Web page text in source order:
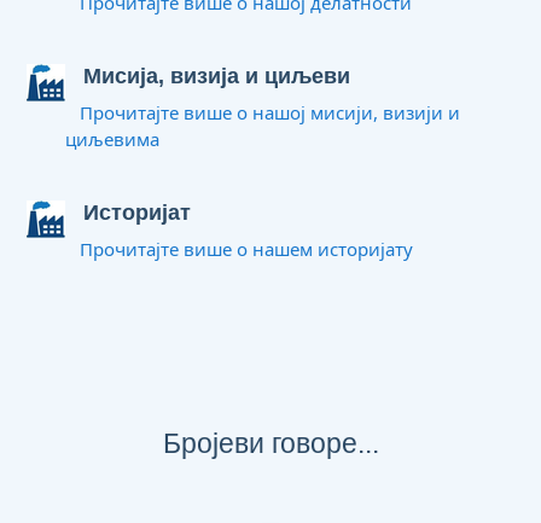
Мисија, визија и циљеви
Прочитајте више о нашој мисији, визији и
циљевима
Историјат
Прочитајте више о нашем историјату
Бројеви говоре...